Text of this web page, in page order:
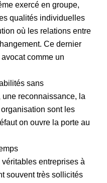
exercé en groupe,
qualités individuelles
où les relations entre
Ce dernier
comme un
sans
reconnaissance, la
sont les
on ouvre la porte au
entreprises à
souvent très sollicités